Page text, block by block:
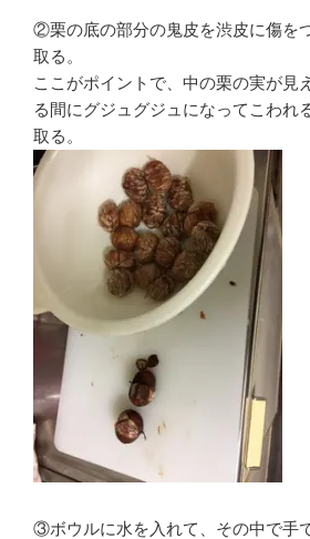
②栗の底の部分の鬼皮を渋皮に傷を
取る。
ここがポイントで、中の栗の実が見
る間にグジュグジュになってこわれ
取る。
③ボウルに水を入れて、その中で手